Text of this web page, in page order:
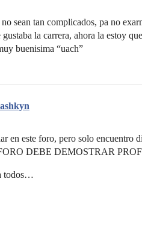
sean tan complicados, pa no
gustaba la carrera, ahora la estoy
buenisima “uach”
en este foro, pero solo encuentro
DEBE DEMOSTRAR
todos…